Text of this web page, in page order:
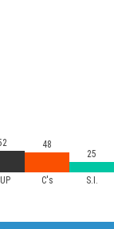
C's S.I.
48
25